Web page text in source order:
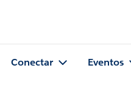
Conectar Eventos